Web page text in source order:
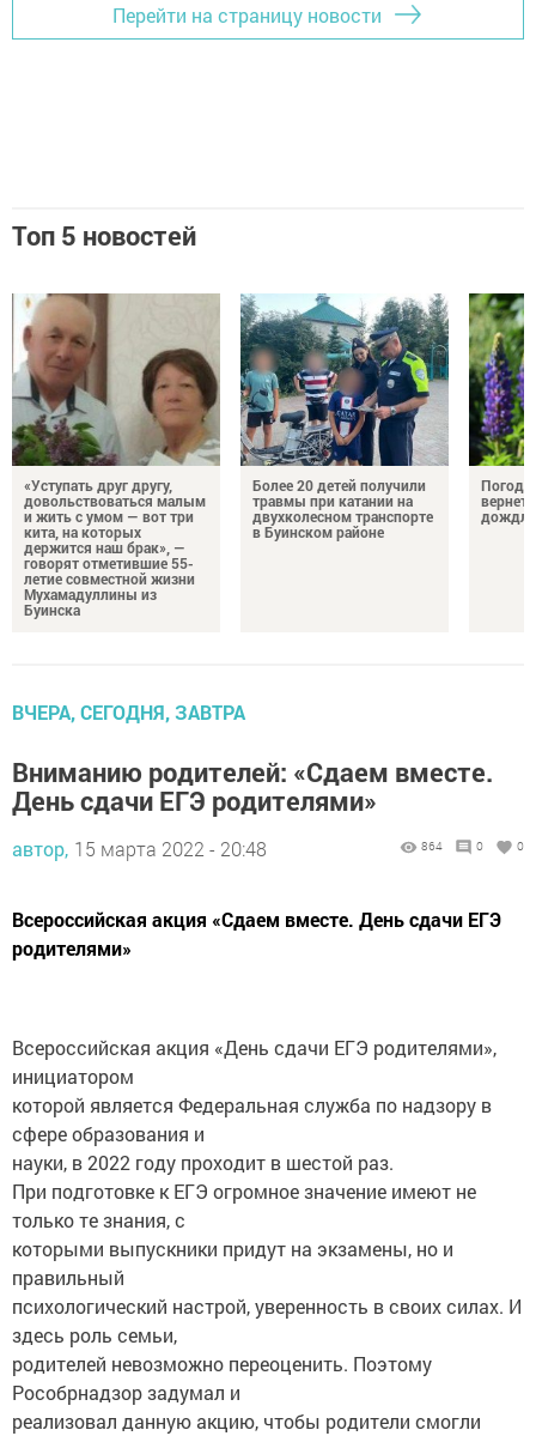
Перейти на страницу новости
Топ 5 новостей
«Уступать друг другу,
довольствоваться малым
и жить с умом — вот три
кита, на которых
держится наш брак», —
говорят отметившие 55-
летие совместной жизни
Мухамадуллины из
Буинска
Более 20 детей получили
травмы при катании на
двухколесном транспорте
в Буинском районе
Погода
ВЧЕРА, СЕГОДНЯ, ЗАВТРА
Вниманию родителей: «Сдаем вместе.
День сдачи ЕГЭ родителями»
автор, 15 марта 2022 - 20:48 864 0 0
Всероссийская акция «Сдаем вместе. День сдачи ЕГЭ
родителями»
Всероссийская акция «День сдачи ЕГЭ родителями»,
инициатором
которой является Федеральная служба по надзору в
сфере образования и
науки, в 2022 году проходит в шестой раз.
При подготовке к ЕГЭ огромное значение имеют не
только те знания, с
которыми выпускники придут на экзамены, но и
правильный
психологический настрой, уверенность в своих силах. И
здесь роль семьи,
родителей невозможно переоценить. Поэтому
Рособрнадзор задумал и
реализовал данную акцию, чтобы родители смогли